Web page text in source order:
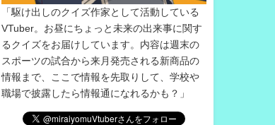
「駆け出しのクイズ作家として活動している
VTuber。お昼にちょっと未来の出来事に関す
るクイズをお届けしています。内容は週末の
スポーツの試合から来月発売される新商品の
情報まで、ここで情報を先取りして、学校や
職場で披露したら情報通になれるかも？」